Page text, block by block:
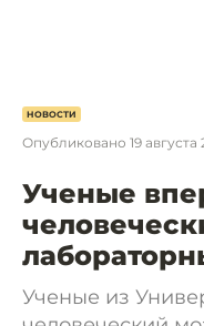
НОВОСТИ
Опубликовано 19 августа
Ученые
Ученые из